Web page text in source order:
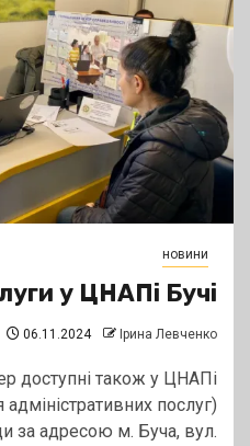
новини
у ЦНАПі Бучі
06.11.2024 Ірина Левченко
доступні також у ЦНАПі
послуг)
за адресою м. Буча, вул.